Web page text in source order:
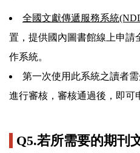
全國文獻傳遞服務系統
置，提供國內圖書館線上申請
作系統。
第一次使用此系統之讀者
進行審核，審核通過後，即可
Q5.若所需要的期刊